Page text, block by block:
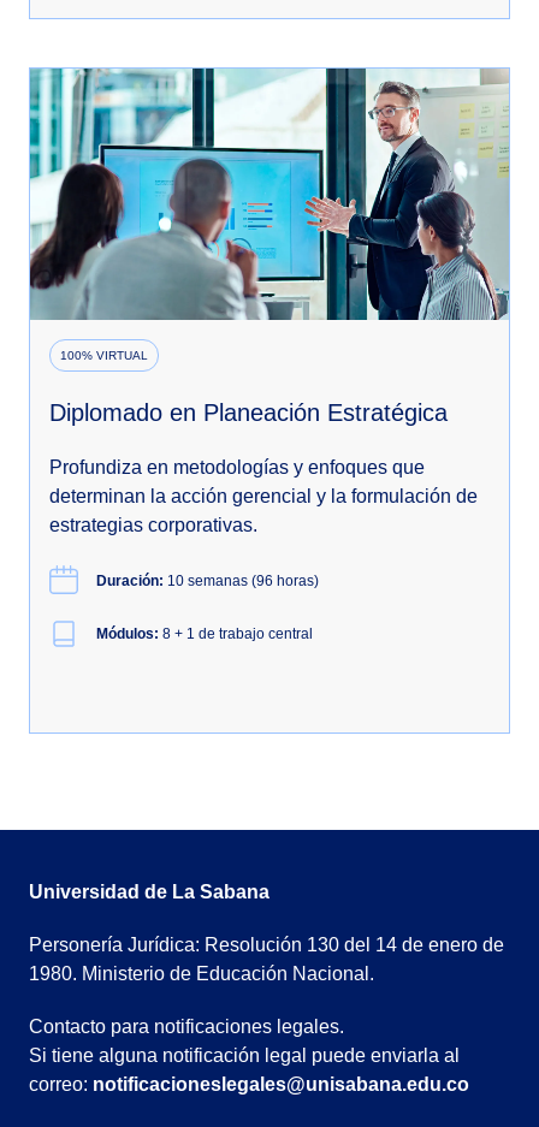
100% VIRTUAL
Diplomado en Planeación Estratégica
Profundiza en metodologías y enfoques que
determinan la acción gerencial y la formulación de
estrategias corporativas.
Duración: 10 semanas (96 horas)
Módulos: 8 + 1 de trabajo central
Universidad de La Sabana
Personería Jurídica: Resolución 130 del 14 de enero de
1980. Ministerio de Educación Nacional.
Contacto para notificaciones legales.
Si tiene alguna notificación legal puede enviarla al
correo: notificacioneslegales@unisabana.edu.co